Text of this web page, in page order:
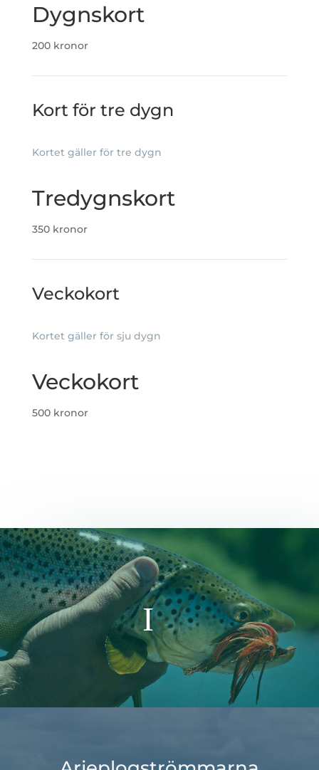
Dygnskort
200 kronor
Kort för tre dygn
Kortet gäller för tre dygn
Tredygnskort
350 kronor
Veckokort
Kortet gäller för sju dygn
Veckokort
500 kronor